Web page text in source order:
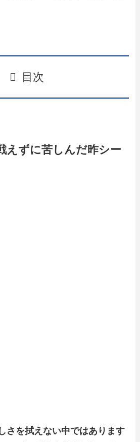
目次
えずに苦しんだ昨シー
さを拭えない中ではあります